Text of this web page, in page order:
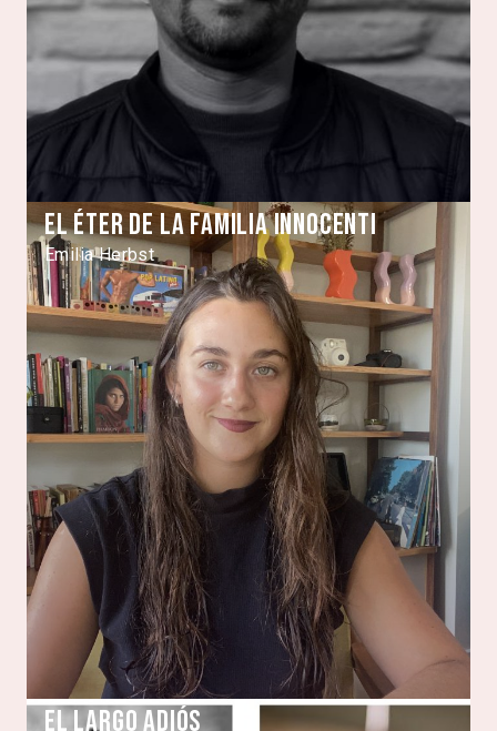
El éter de la familia Innocenti
Emilia Herbst
El largo adiós